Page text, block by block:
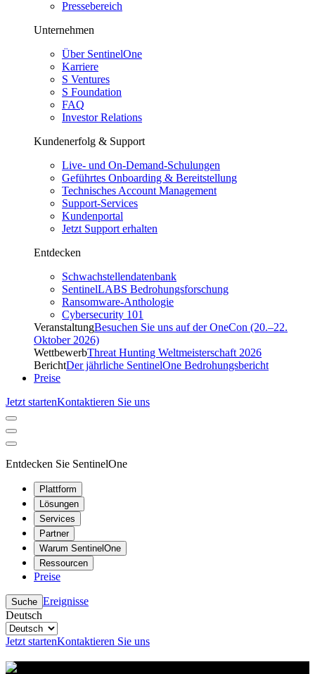
Pressebereich
Unternehmen
Über SentinelOne
Karriere
S Ventures
S Foundation
FAQ
Investor Relations
Kundenerfolg & Support
Live- und On-Demand-Schulungen
Geführtes Onboarding & Bereitstellung
Technisches Account Management
Support-Services
Kundenportal
Jetzt Support erhalten
Entdecken
Schwachstellendatenbank
SentinelLABS Bedrohungsforschung
Ransomware-Anthologie
Cybersecurity 101
VeranstaltungBesuchen Sie uns auf der OneCon (20.–22.
Oktober 2026)
WettbewerbThreat Hunting Weltmeisterschaft 2026
BerichtDer jährliche SentinelOne Bedrohungsbericht
Preise
Jetzt startenKontaktieren Sie uns
Entdecken Sie SentinelOne
Plattform
Lösungen
Services
Partner
Warum SentinelOne
Ressourcen
Preise
Suche Ereignisse
Deutsch
Jetzt startenKontaktieren Sie uns